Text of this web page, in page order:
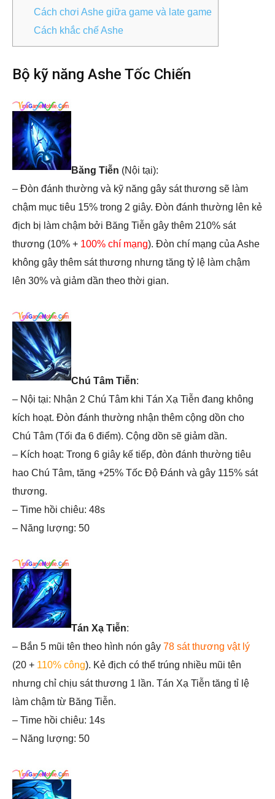
Cách chơi Ashe giữa game và late game
Cách khắc chế Ashe
Bộ kỹ năng Ashe Tốc Chiến
Băng Tiễn (Nội tại):
– Đòn đánh thường và kỹ năng gây sát thương sẽ làm
chậm mục tiêu 15% trong 2 giây. Đòn đánh thường lên kẻ
địch bị làm chậm bởi Băng Tiễn gây thêm 210% sát
thương (10% + 100% chí mạng). Đòn chí mạng của Ashe
không gây thêm sát thương nhưng tăng tỷ lệ làm chậm
lên 30% và giảm dần theo thời gian.
Chú Tâm Tiễn:
– Nội tại: Nhận 2 Chú Tâm khi Tán Xạ Tiễn đang không
kích hoạt. Đòn đánh thường nhận thêm cộng dồn cho
Chú Tâm (Tối đa 6 điểm). Cộng dồn sẽ giảm dần.
– Kích hoạt: Trong 6 giây kế tiếp, đòn đánh thường tiêu
hao Chú Tâm, tăng +25% Tốc Độ Đánh và gây 115% sát
thương.
– Time hồi chiêu: 48s
– Năng lượng: 50
Tán Xạ Tiễn:
– Bắn 5 mũi tên theo hình nón gây 78 sát thương vật lý
(20 + 110% công). Kẻ địch có thể trúng nhiều mũi tên
nhưng chỉ chịu sát thương 1 lần. Tán Xạ Tiễn tăng tỉ lệ
làm chậm từ Băng Tiễn.
– Time hồi chiêu: 14s
– Năng lượng: 50